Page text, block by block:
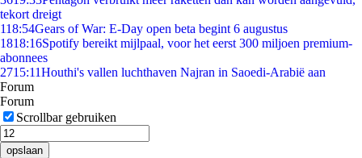
tekort dreigt
118:54Gears of War: E-Day open beta begint 6 augustus
1818:16Spotify bereikt mijlpaal, voor het eerst 300 miljoen premium-
abonnees
2715:11Houthi's vallen luchthaven Najran in Saoedi-Arabië aan
Forum
Forum
Scrollbar gebruiken
opslaan